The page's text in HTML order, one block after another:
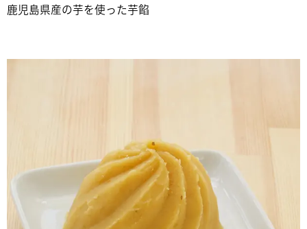
鹿児島県産の芋を使った芋餡